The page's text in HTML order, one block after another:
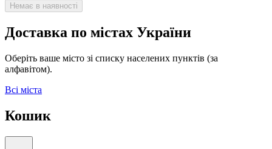
Немає в наявності
Доставка по містах України
Оберіть ваше місто зі списку населених пунктів (за
алфавітом).
Всі міста
Кошик